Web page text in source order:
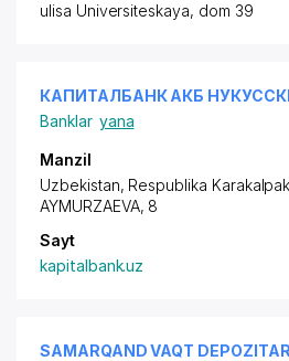
ulisa Universiteskaya, dom 39
КАПИТАЛБАНК АКБ
Banklar yana
Manzil
Uzbekistan, Respublika
AYMURZAEVA, 8
Sayt
kapitalbank.uz
SAMARQAND VAQT